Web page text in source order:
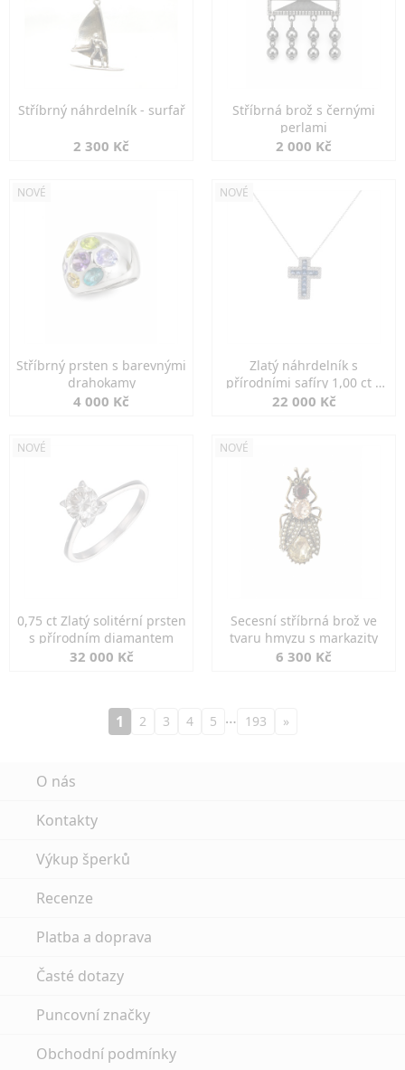
Stříbrný náhrdelník - surfař
2 300 Kč
Stříbrná brož s černými
perlami
2 000 Kč
NOVÉ
Stříbrný prsten s barevnými
drahokamy
4 000 Kč
NOVÉ
Zlatý náhrdelník s
přírodními safíry 1,00 ct a
diamanty
22 000 Kč
NOVÉ
0,75 ct Zlatý solitérní prsten
s přírodním diamantem
32 000 Kč
NOVÉ
Secesní stříbrná brož ve
tvaru hmyzu s markazity
6 300 Kč
1 2 3 4 5 … 193 »
O nás
Kontakty
Výkup šperků
Recenze
Platba a doprava
Časté dotazy
Puncovní značky
Obchodní podmínky